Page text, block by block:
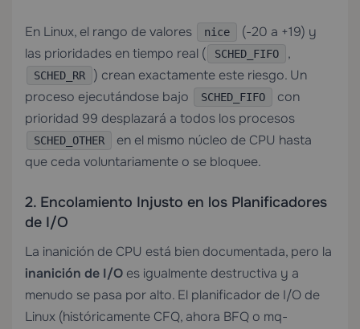
En Linux, el rango de valores nice
(-20 a +19) y
las prioridades en tiempo real (
SCHED_FIFO ,
SCHED_RR
) crean exactamente este riesgo. Un
proceso ejecutándose bajo
SCHED_FIFO
con
prioridad 99 desplazará a todos los procesos
SCHED_OTHER
en el mismo núcleo de CPU hasta
que ceda voluntariamente o se bloquee.
2. Encolamiento Injusto en los Planificadores
de I/O
La inanición de CPU está bien documentada, pero la
inanición de I/O es igualmente destructiva y a
menudo se pasa por alto. El planificador de I/O de
Linux (históricamente CFQ, ahora BFQ o mq-